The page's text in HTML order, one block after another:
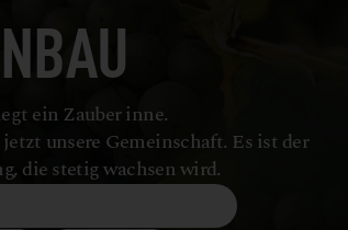
ein Zauber inne.
unsere Gemeinschaft. Es ist der
die stetig wachsen wird.